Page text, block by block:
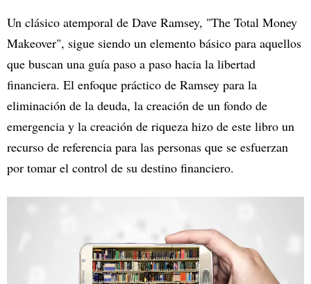
Un clásico atemporal de Dave Ramsey, "The Total Money
Makeover", sigue siendo un elemento básico para aquellos
que buscan una guía paso a paso hacia la libertad
financiera. El enfoque práctico de Ramsey para la
eliminación de la deuda, la creación de un fondo de
emergencia y la creación de riqueza hizo de este libro un
recurso de referencia para las personas que se esfuerzan
por tomar el control de su destino financiero.